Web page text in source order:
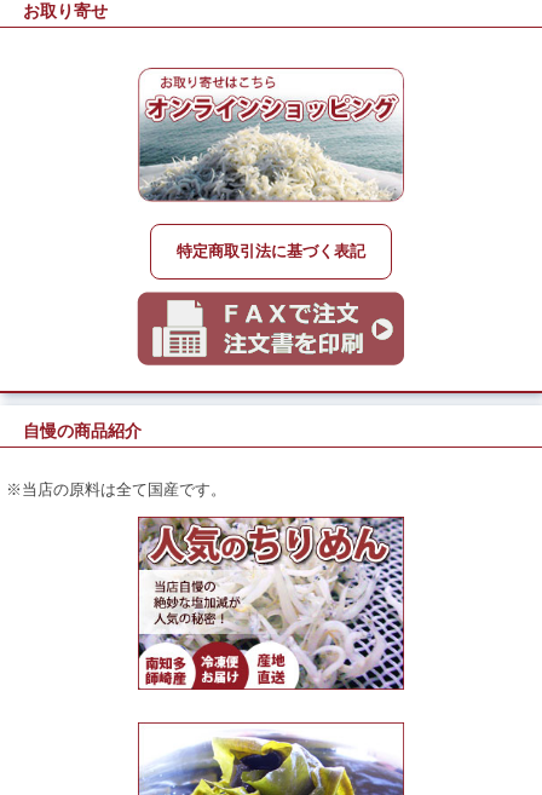
お取り寄せ
特定商取引法に基づく表記
自慢の商品紹介
※当店の原料は全て国産です。